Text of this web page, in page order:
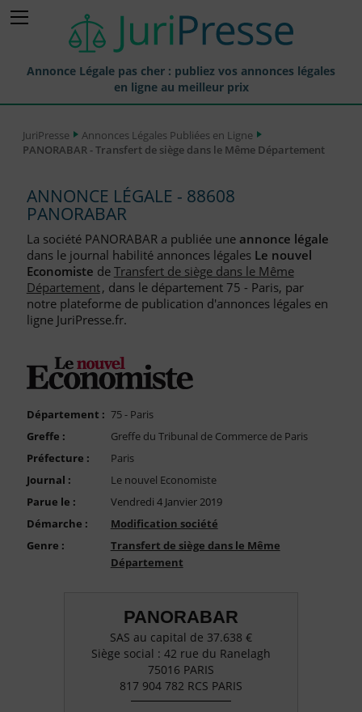
Annonce Légale pas cher : publiez vos annonces légales
en ligne au meilleur prix
Annonces Légales Publiées
Journaux Habilités (JAL) Annonces Légales
Départements pour la Publication d'Annonces Légales
Liste des Greffes
Liste des CCI
FAQ
Compte PRO
JuriPresse
Annonces Légales Publiées en Ligne
PANORABAR - Transfert de siège dans le Même Département
ANNONCE LÉGALE - 88608
PANORABAR
La société PANORABAR a publiée une annonce légale
dans le journal habilité annonces légales Le nouvel
Economiste deTransfert de siège dans le Même
Département, dans le département 75 - Paris, par
notre plateforme de publication d'annonces légales en
ligne JuriPresse.fr.
Département : 75 - Paris
Greffe :
Greffe du Tribunal de Commerce de Paris
Préfecture :
Paris
Journal :
Le nouvel Economiste
Parue le :
Vendredi 4 Janvier 2019
Démarche :
Modification société
Genre :
Transfert de siège dans le Même
Département
PANORABAR
SAS au capital de 37.638 €
Siège social : 42 rue du Ranelagh
75016 PARIS
817 904 782 RCS PARIS